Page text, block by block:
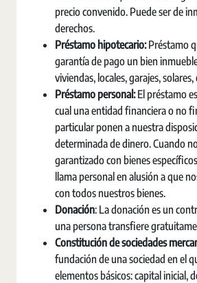
precio convenido. Puede ser de
derechos.
Préstamo hipotecario:Préstamo
garantía de pago un bien
viviendas, locales, garajes, solares,
Préstamo personal:El préstamo
cual una entidad financiera o no
particular ponen a nuestra
determinada de dinero. Cuando
garantizado con bienes
llama personal en alusión a que
con todos nuestros bienes.
Donación: La donación es un
una persona transfiere
Constitución de sociedades
fundación de una sociedad en el
elementos básicos: capital inicial,